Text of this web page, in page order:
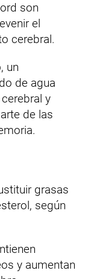
son
el
cerebral.
un
de agua
y
de las
grasas
según
y aumentan